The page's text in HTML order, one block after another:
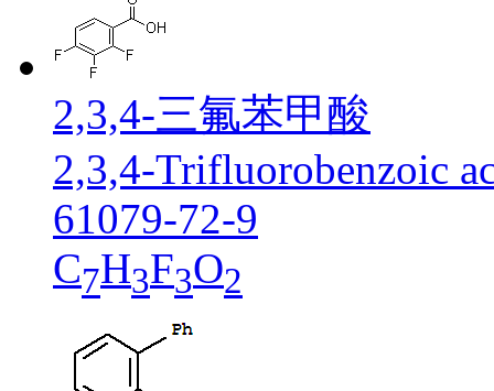
2,3,4-三氟苯甲酸
2,3,4-Trifluorobenzoic
61079-72-9
C7H3F3O2